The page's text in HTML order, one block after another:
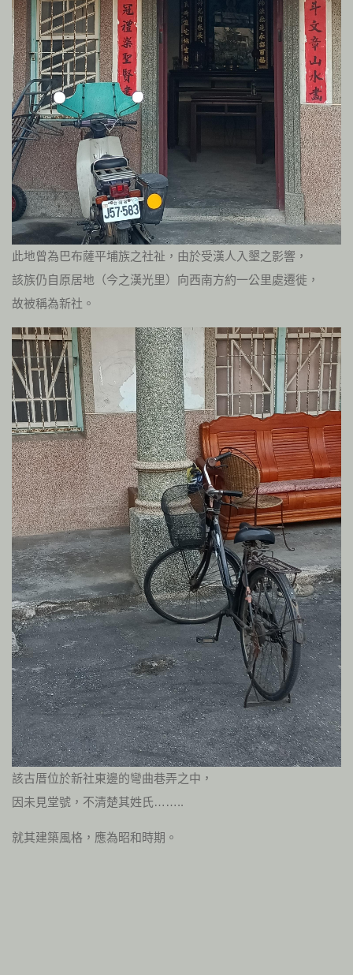
此地曾為巴布薩平埔族之社祉，由於受漢人入墾之影響，
該族仍自原居地（今之漢光里）向西南方約一公里處遷徙，
故被稱為新社。
該古厝位於新社東邊的彎曲巷弄之中，
因未見堂號，不清楚其姓氏……..
就其建築風格，應為昭和時期。